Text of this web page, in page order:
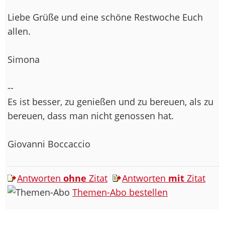
Liebe Grüße und eine schöne Restwoche Euch
allen.
Simona
--
Es ist besser, zu genießen und zu bereuen, als zu
bereuen, dass man nicht genossen hat.
Giovanni Boccaccio
Antworten ohne Zitat Antworten mit Zitat
Themen-Abo bestellen